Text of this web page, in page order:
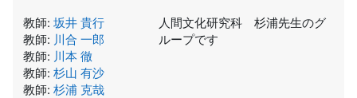
人間文化研究科 杉浦先生のグ
ループです
教師: 坂井 貴行
教師: 川合 一郎
教師: 川本 徹
教師: 杉山 有沙
教師: 杉浦 克哉